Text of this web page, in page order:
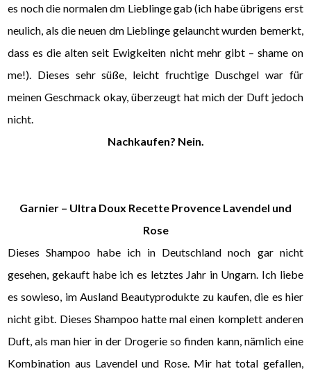
es noch die normalen dm Lieblinge gab (ich habe übrigens erst
neulich, als die neuen dm Lieblinge gelauncht wurden bemerkt,
dass es die alten seit Ewigkeiten nicht mehr gibt – shame on
me!). Dieses sehr süße, leicht fruchtige Duschgel war für
meinen Geschmack okay, überzeugt hat mich der Duft jedoch
nicht.
Nachkaufen? Nein.
Garnier – Ultra Doux Recette Provence Lavendel und
Rose
Dieses Shampoo habe ich in Deutschland noch gar nicht
gesehen, gekauft habe ich es letztes Jahr in Ungarn. Ich liebe
es sowieso, im Ausland Beautyprodukte zu kaufen, die es hier
nicht gibt. Dieses Shampoo hatte mal einen komplett anderen
Duft, als man hier in der Drogerie so finden kann, nämlich eine
Kombination aus Lavendel und Rose. Mir hat total gefallen,